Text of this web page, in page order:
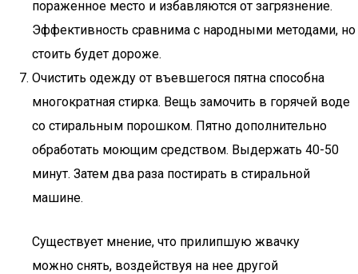
пораженное место и избавляются от загрязнение.
Эффективность сравнима с народными методами, но
стоить будет дороже.
Очистить одежду от въевшегося пятна способна
многократная стирка. Вещь замочить в горячей воде
со стиральным порошком. Пятно дополнительно
обработать моющим средством. Выдержать 40-50
минут. Затем два раза постирать в стиральной
машине.
Существует мнение, что прилипшую жвачку
можно снять, воздействуя на нее другой